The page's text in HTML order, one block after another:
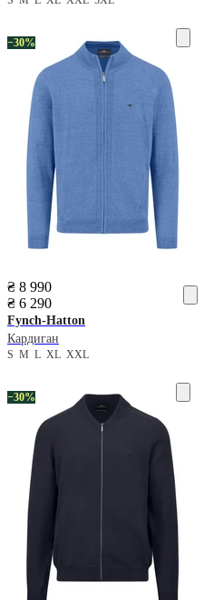
−30%
₴ 8 990
₴ 6 290
Fynch-Hatton
Кардиган
S M L XL XXL
−30%